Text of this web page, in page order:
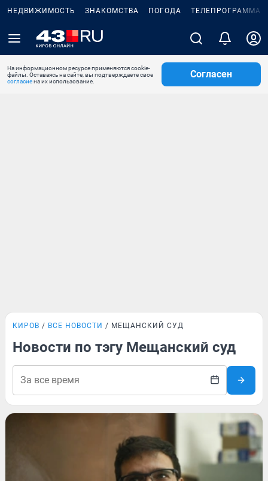
НЕДВИЖИМОСТЬ ЗНАКОМСТВА ПОГОДА ТЕЛЕПРОГРАММА
На информационном ресурсе применяются cookie-
файлы. Оставаясь на сайте, вы подтверждаете свое
согласиена их использование.
Согласен
КИРОВ ВСЕ НОВОСТИ МЕЩАНСКИЙ СУД
Новости по тэгу Мещанский суд